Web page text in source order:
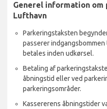
Generel information om
Lufthavn
Parkeringstaksten
passerer
betales inden udkørsel.
Betaling af
åbningstid eller ved
parkeringsområder.
Kassererens åbningstider